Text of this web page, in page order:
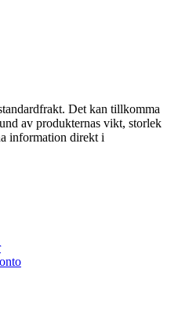
Det kan tillkomma
av produkternas vikt, storlek
information direkt i